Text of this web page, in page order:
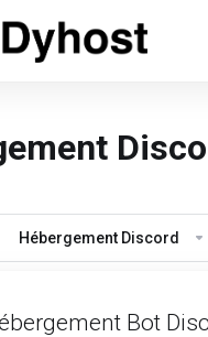
Hébergement Discord
Bot